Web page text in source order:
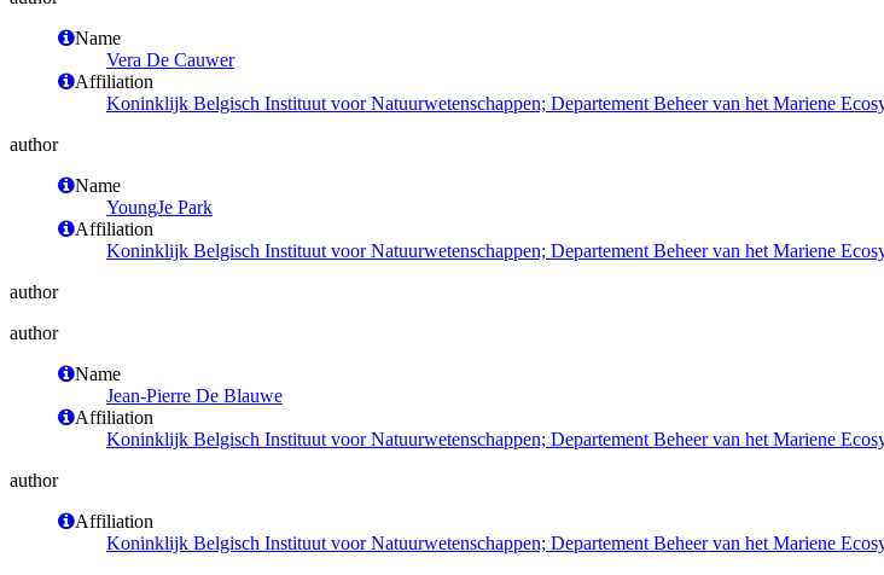
Name
Vera De Cauwer
Affiliation
Koninklijk Belgisch Instituut voor Natuurwetenschappen; Departement Beheer van het Mariene
author
Name
YoungJe Park
Affiliation
Koninklijk Belgisch Instituut voor Natuurwetenschappen; Departement Beheer van het Mariene
author
author
Name
Jean-Pierre De Blauwe
Affiliation
Koninklijk Belgisch Instituut voor Natuurwetenschappen; Departement Beheer van het Mariene
author
Affiliation
Koninklijk Belgisch Instituut voor Natuurwetenschappen; Departement Beheer van het Mariene